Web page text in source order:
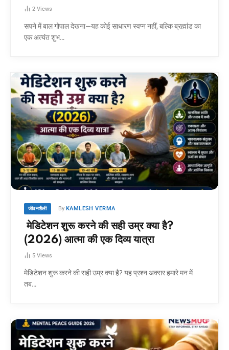
2 Views
सपने में बाल गोपाल देखना—यह कोई साधारण स्वप्न नहीं, बल्कि ब्रह्मांड का
एक अत्यंत शुभ…
जीवनशैली By KAMLESH VERMA
मेडिटेशन शुरू करने की सही उम्र क्या है?
(2026) आत्मा की एक दिव्य यात्रा
5 Views
मेडिटेशन शुरू करने की सही उम्र क्या है? यह प्रश्न अक्सर हमारे मन में
तब…